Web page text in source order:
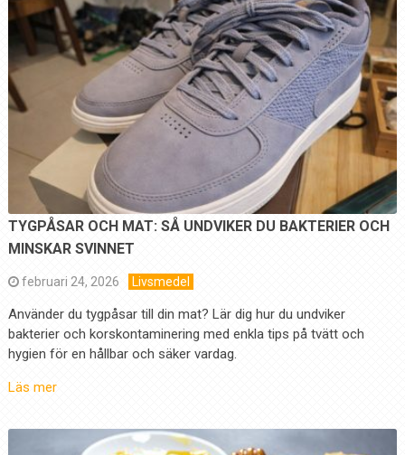
TYGPÅSAR OCH MAT: SÅ UNDVIKER DU BAKTERIER OCH
MINSKAR SVINNET
februari 24, 2026 Livsmedel
Använder du tygpåsar till din mat? Lär dig hur du undviker
bakterier och korskontaminering med enkla tips på tvätt och
hygien för en hållbar och säker vardag.
Läs mer